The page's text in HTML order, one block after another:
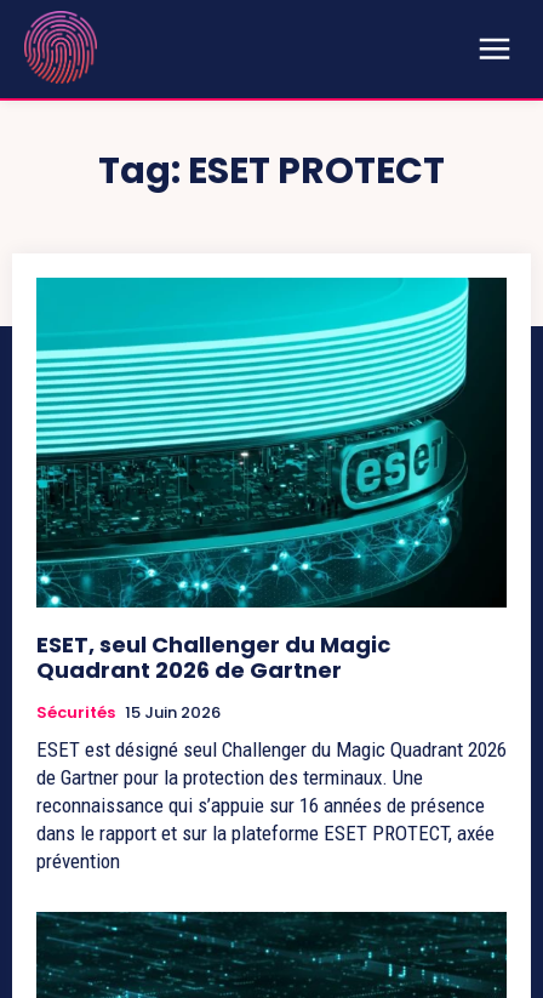
Tag: ESET PROTECT
ESET, seul Challenger du Magic
Quadrant 2026 de Gartner
Sécurités 15 Juin 2026
ESET est désigné seul Challenger du Magic Quadrant 2026
de Gartner pour la protection des terminaux. Une
reconnaissance qui s’appuie sur 16 années de présence
dans le rapport et sur la plateforme ESET PROTECT, axée
prévention